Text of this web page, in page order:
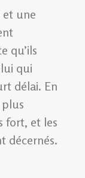
et une
qu’ils
qui
délai. En
fort, et les
décernés.